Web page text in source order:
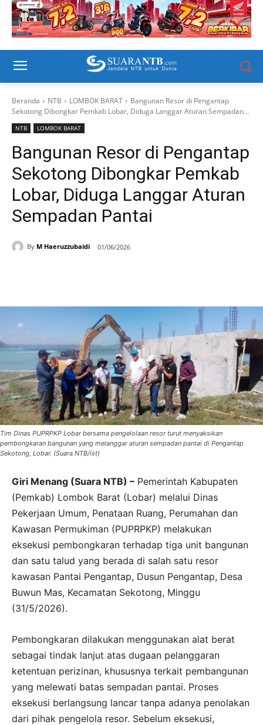
Beranda NTB LOMBOK BARAT
Bangunan Resor di Pengantap
Sekotong Dibongkar Pemkab Lobar, Diduga Langgar Aturan Sempadan...
NTB LOMBOK BARAT
Bangunan Resor di Pengantap
Sekotong Dibongkar Pemkab
Lobar, Diduga Langgar Aturan
Sempadan Pantai
By M Haeruzzubaidi 01/06/2026
Tim Dinas PUPRPKP Lobar bersama pengelolaan resor turut menyaksikan
pembongkaran bangunan yang melanggar aturan sempadan pantai di Pengantap
Sekotong, Lobar. (Suara NTB/ist)
Giri Menang (Suara NTB) – Pemerintah Kabupaten
(Pemkab) Lombok Barat (Lobar) melalui Dinas
Pekerjaan Umum, Penataan Ruang, Perumahan dan
Kawasan Permukiman (PUPRPKP) melakukan
eksekusi pembongkaran terhadap tiga unit bangunan
dan satu talud yang berada di salah satu resor
kawasan Pantai Pengantap, Dusun Pengantap, Desa
Buwun Mas, Kecamatan Sekotong, Minggu
(31/5/2026).
Pembongkaran dilakukan menggunakan alat berat
sebagai tindak lanjut atas dugaan pelanggaran
ketentuan perizinan, khususnya terkait pembangunan
yang melewati batas sempadan pantai. Proses
eksekusi berlangsung lancar tanpa adanya penolakan
dari pihak pengelola resor. Sebelum eksekusi,